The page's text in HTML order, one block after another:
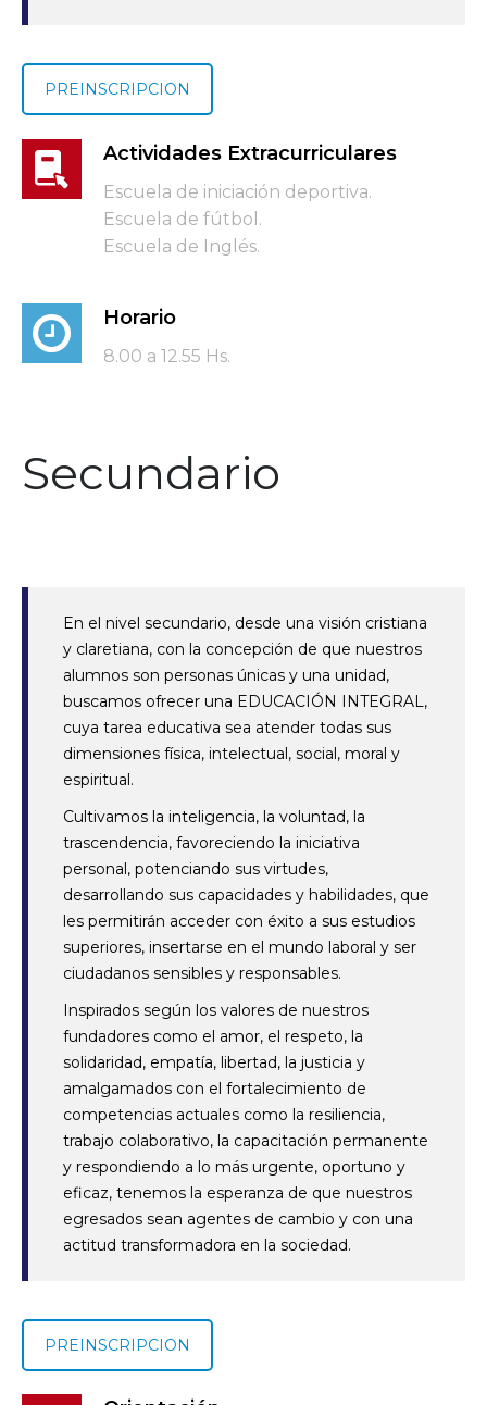
PREINSCRIPCION
Actividades Extracurriculares
Escuela de iniciación deportiva.
Escuela de fútbol.
Escuela de Inglés.
Horario
8.00 a 12.55 Hs.
Secundario
En el nivel secundario, desde una visión cristiana
y claretiana, con la concepción de que nuestros
alumnos son personas únicas y una unidad,
buscamos ofrecer una EDUCACIÓN INTEGRAL,
cuya tarea educativa sea atender todas sus
dimensiones física, intelectual, social, moral y
espiritual.
Cultivamos la inteligencia, la voluntad, la
trascendencia, favoreciendo la iniciativa
personal, potenciando sus virtudes,
desarrollando sus capacidades y habilidades, que
les permitirán acceder con éxito a sus estudios
superiores, insertarse en el mundo laboral y ser
ciudadanos sensibles y responsables.
Inspirados según los valores de nuestros
fundadores como el amor, el respeto, la
solidaridad, empatía, libertad, la justicia y
amalgamados con el fortalecimiento de
competencias actuales como la resiliencia,
trabajo colaborativo, la capacitación permanente
y respondiendo a lo más urgente, oportuno y
eficaz, tenemos la esperanza de que nuestros
egresados sean agentes de cambio y con una
actitud transformadora en la sociedad.
PREINSCRIPCION